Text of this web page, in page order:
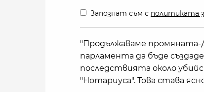
Запознат съм с политиката
"Продължаваме
парламента да бъде
последствията около
"Нотариуса". Това става